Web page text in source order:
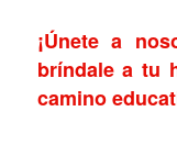
¡Únete a
bríndale a tu
camino